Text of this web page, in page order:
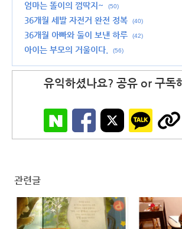
엄마는 똘이의 껌딱지~ (50)
36개월 세발 자전거 완전 정복 (40)
36개월 아빠와 둘이 보낸 하루 (42)
아이는 부모의 거울이다. (56)
유익하셨나요? 공유 or 구독
관련글